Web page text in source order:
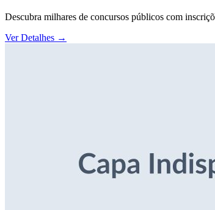
Descubra milhares de concursos públicos com
Ver Detalhes →